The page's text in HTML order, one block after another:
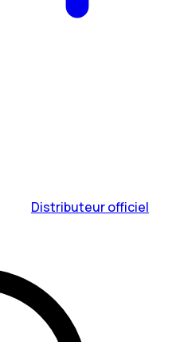
Distributeur officiel